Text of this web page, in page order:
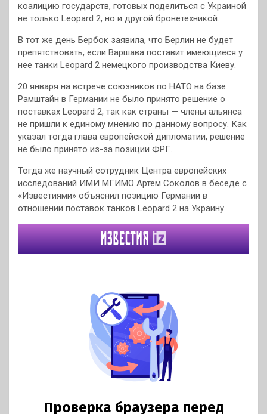
коалицию государств, готовых поделиться с Украиной
не только Leopard 2, но и другой бронетехникой.
В тот же день Бербок заявила, что Берлин не будет
препятствовать, если Варшава поставит имеющиеся у
нее танки Leopard 2 немецкого производства Киеву.
20 января на встрече союзников по НАТО на базе
Рамштайн в Германии не было принято решение о
поставках Leopard 2, так как страны — члены альянса
не пришли к единому мнению по данному вопросу. Как
указал тогда глава европейской дипломатии, решение
не было принято из-за позиции ФРГ.
Тогда же научный сотрудник Центра европейских
исследований ИМИ МГИМО Артем Соколов в беседе с
«Известиями» объяснил позицию Германии в
отношении поставок танков Leopard 2 на Украину.